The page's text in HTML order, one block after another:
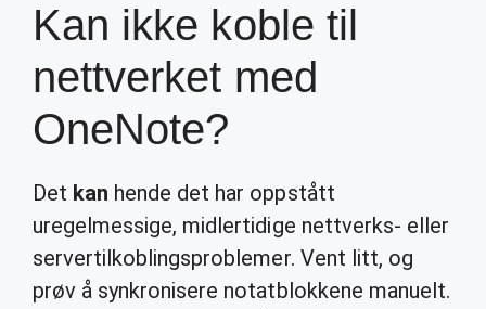
Kan ikke koble til
nettverket med
OneNote?
Det kan hende det har oppstått
uregelmessige, midlertidige nettverks- eller
servertilkoblingsproblemer. Vent litt, og
prøv å synkronisere notatblokkene manuelt.